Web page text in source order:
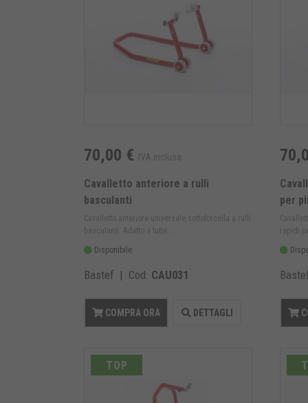
70,00 € IVA inclusa
Cavalletto anteriore a rulli
basculanti
Cavalletto anteriore universale sottoforcella a rulli
basculanti. Adatto a tutte ...
Disponibile
Bastef | Cod. CAU031
COMPRA ORA DETTAGLI
per
rapidi
TOP